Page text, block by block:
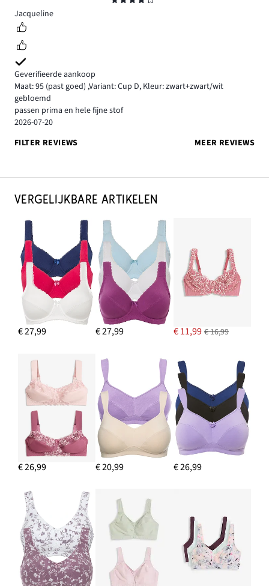
4
Jacqueline
Geverifieerde aankoop
Maat: 95 (past goed) ,Variant: Cup D, Kleur: zwart+zwart/wit
gebloemd
passen prima en hele fijne stof
2026-07-20
FILTER REVIEWS
MEER REVIEWS
VERGELIJKBARE ARTIKELEN
€ 27,99 € 27,99 € 11,99 € 16,99
€ 26,99 € 20,99 € 26,99